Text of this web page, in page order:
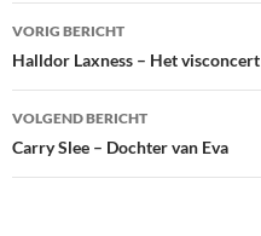
Bericht
navigatie
VORIG BERICHT
Halldor Laxness – Het visconcert
VOLGEND BERICHT
Carry Slee – Dochter van Eva